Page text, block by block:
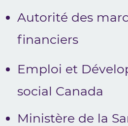
Autorité des
financiers
Emploi et
social Canada
Ministère de la